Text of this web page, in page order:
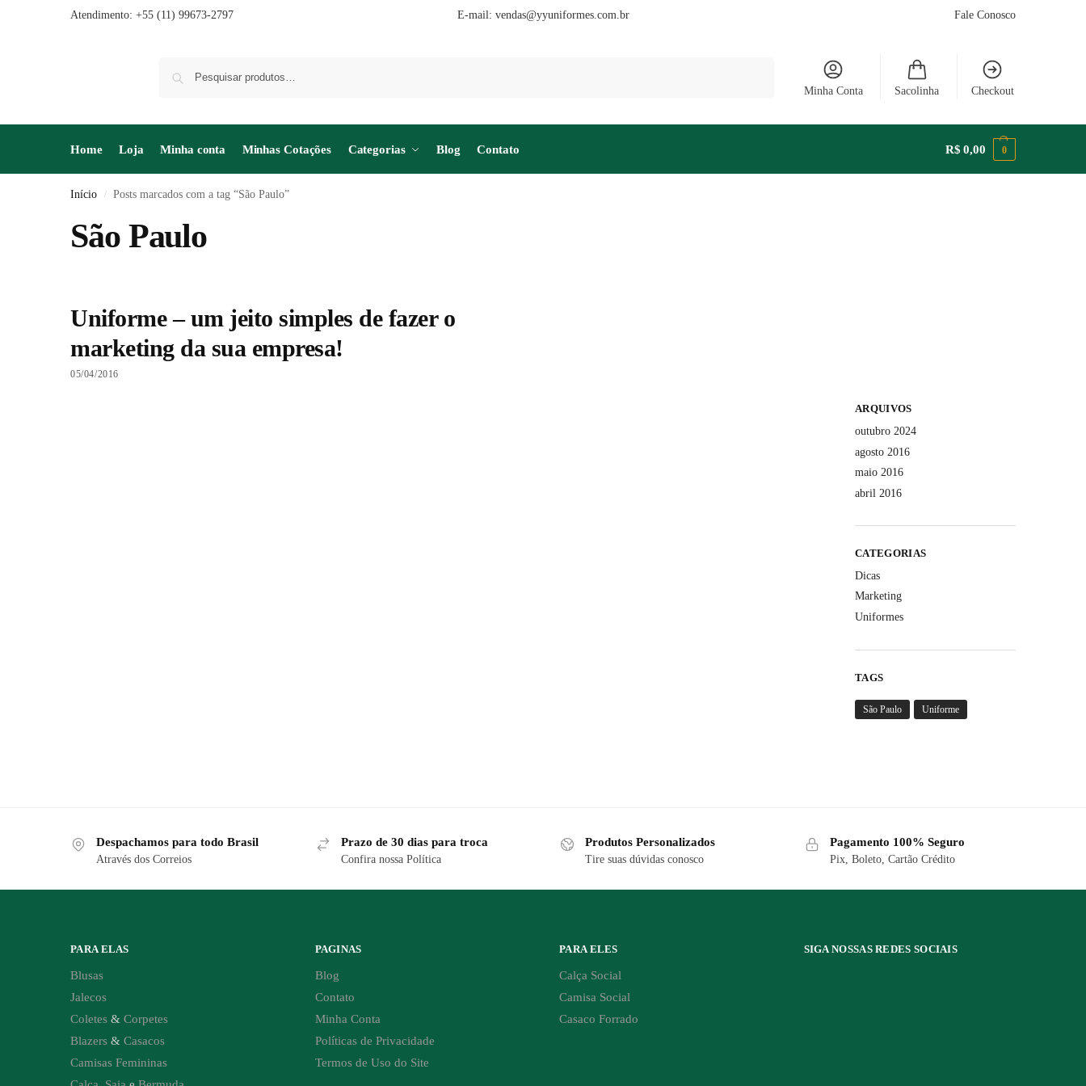
Atendimento: +55 (11) 99673-2797 E-mail: vendas@yyuniformes.com.br Fale Conosco
Minha Conta Sacolinha Checkout
Home Loja Minha conta Minhas Cotações Categorias Blog Contato R$ 0,00 0
Início / Posts marcados com a tag “São Paulo”
São Paulo
Uniforme – um jeito simples de fazer o
marketing da sua empresa!
05/04/2016
ARQUIVOS
outubro 2024
agosto 2016
maio 2016
abril 2016
CATEGORIAS
Dicas
Marketing
Uniformes
TAGS
São Paulo Uniforme
Despachamos para todo Brasil
Através dos Correios
Prazo de 30 dias para troca
Confira nossa Política
Produtos Personalizados
Tire suas dúvidas conosco
Pagamento 100% Seguro
Pix, Boleto, Cartão Crédito
PARA ELAS
Blusas
Jalecos
Coletes & Corpetes
Blazers & Casacos
Camisas Femininas
PAGINAS
Blog
Contato
Minha Conta
Políticas de Privacidade
Termos de Uso do Site
PARA ELES
Calça Social
Camisa Social
Casaco Forrado
SIGA NOSSAS REDES SOCIAIS